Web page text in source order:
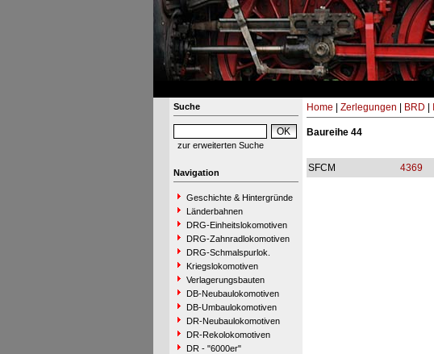
Suche
zur erweiterten Suche
Navigation
Geschichte & Hintergründe
Länderbahnen
DRG-Einheitslokomotiven
DRG-Zahnradlokomotiven
DRG-Schmalspurlok.
Kriegslokomotiven
Verlagerungsbauten
DB-Neubaulokomotiven
DB-Umbaulokomotiven
DR-Neubaulokomotiven
DR-Rekolokomotiven
DR - "6000er"
Home Zerlegungen BRD
Baureihe 44
SFCM 4369